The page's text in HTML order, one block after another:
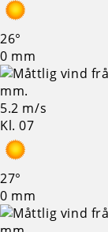
26°
0 mm
5.2 m/s
Kl. 07
27°
0 mm